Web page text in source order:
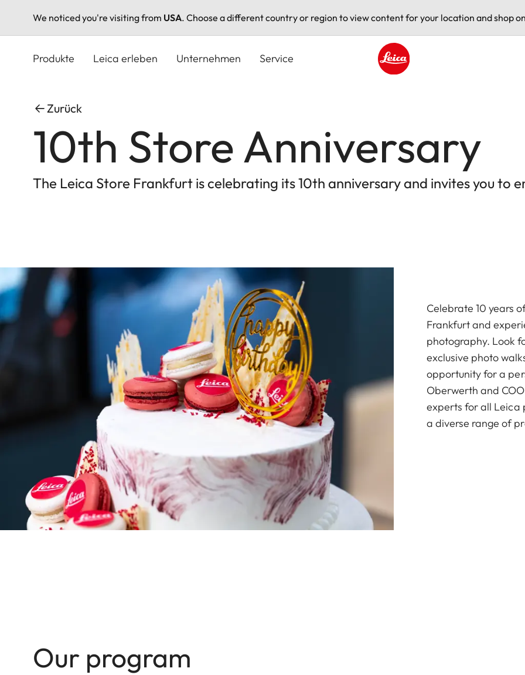
We noticed you're visiting from USA. Choose a different country or region to view content for your location and shop
Produkte Leica erleben Unternehmen Service
Zurück
10th Store Anniversary
The Leica Store Frankfurt is celebrating its 10th anniversary and invites you to
Celebrate 10 years
Frankfurt and
photography. Look
exclusive photo
opportunity for a
Oberwerth and
experts for all
a diverse range of
Our program